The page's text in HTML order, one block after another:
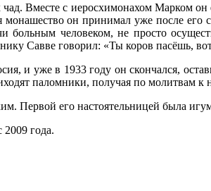
Вместе с иеросхимонахом Марком
он принимал уже после
больным человеком, не просто
Савве говорил: «Ты коров пасёшь,
и уже в 1933 году он скончался,
паломники, получая по молитвам
Первой его настоятельницей была
года.